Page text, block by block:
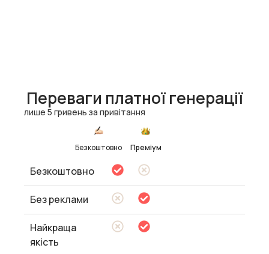
Переваги платної генерації
лише 5 гривень за привітання
Безкоштовно Преміум
Безкоштовно
Без реклами
Найкраща
якість